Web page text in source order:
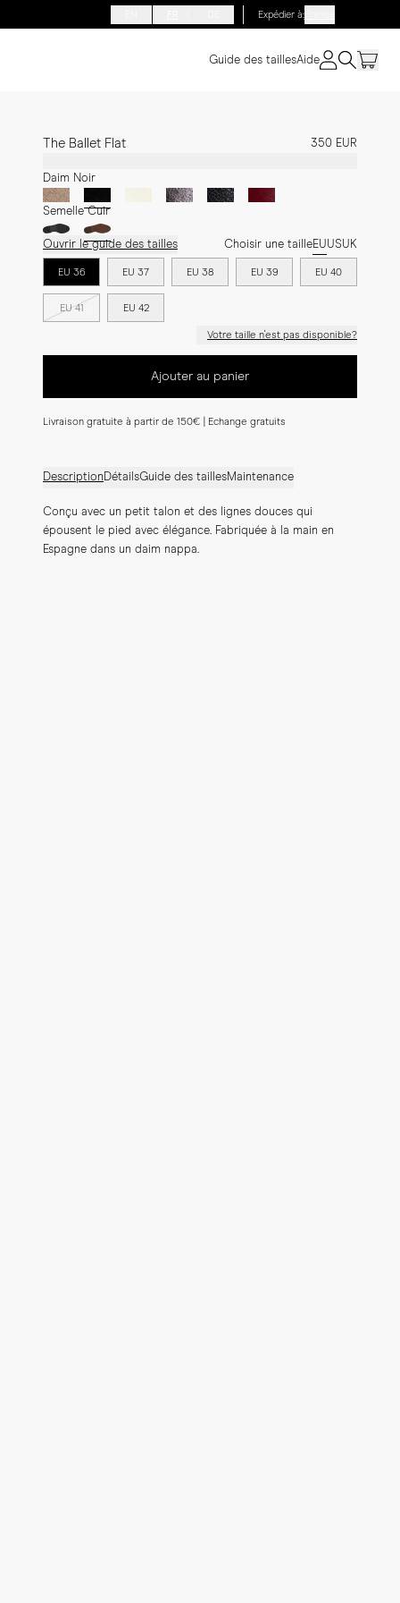
Expédier à:France
Guide des taillesAide
The Ballet Flat 350 EUR
Daim Noir
Semelle Cuir
Ouvrir le guide des tailles Choisir une tailleEUUSUK
EU 36 EU 37 EU 38 EU 39 EU 40
EU 41 EU 42
Votre taille n'est pas disponible?
Ajouter au panier
Livraison gratuite à partir de 150€ | Echange gratuits
DescriptionDétailsGuide des taillesMaintenance
Conçu avec un petit talon et des lignes douces qui
épousent le pied avec élégance. Fabriquée à la main en
Espagne dans un daim nappa.